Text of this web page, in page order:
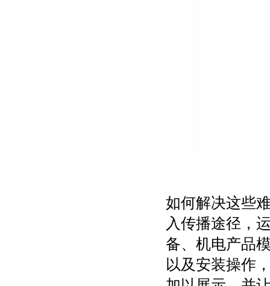
如何解决这些
入传播途径，
备、机电产品
以及安装操作